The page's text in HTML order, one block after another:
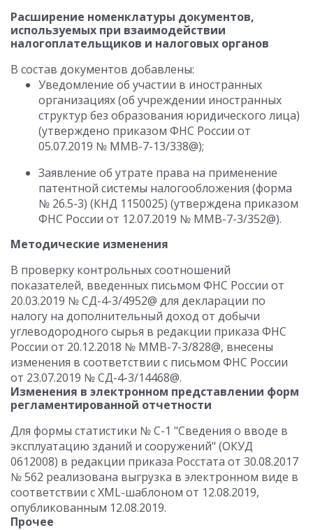
Расширение номенклатуры документов,
используемых при взаимодействии
налогоплательщиков и налоговых органов
В состав документов добавлены:
Уведомление об участии в иностранных
организациях (об учреждении иностранных
структур без образования юридического лица)
(утверждено приказом ФНС России от
05.07.2019 № ММВ-7-13/338@);
Заявление об утрате права на применение
патентной системы налогообложения (форма
№ 26.5-3) (КНД 1150025) (утверждена приказом
ФНС России от 12.07.2019 № ММВ-7-3/352@).
Методические изменения
В проверку контрольных соотношений
показателей, введенных письмом ФНС России от
20.03.2019 № СД-4-3/4952@ для декларации по
налогу на дополнительный доход от добычи
углеводородного сырья в редакции приказа ФНС
России от 20.12.2018 № ММВ-7-3/828@, внесены
изменения в соответствии с письмом ФНС России
от 23.07.2019 № СД-4-3/14468@.
Изменения в электронном представлении форм
регламентированной отчетности
Для формы статистики № С-1 "Сведения о вводе в
эксплуатацию зданий и сооружений" (ОКУД
0612008) в редакции приказа Росстата от 30.08.2017
№ 562 реализована выгрузка в электронном виде в
соответствии с XML-шаблоном от 12.08.2019,
опубликованным 12.08.2019.
Прочее